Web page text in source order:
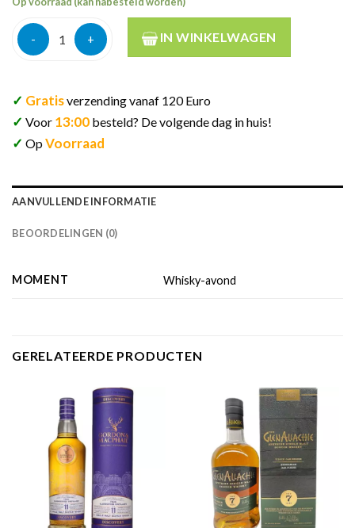
The Lakes Bal Masque 70cl aantalIN WINKELWAGEN
✓ Gratisverzending vanaf 120 Euro
✓ Voor 13:00 besteld? De volgende dag in huis!
✓ OpVoorraad
AANVULLENDE INFORMATIE
BEOORDELINGEN (0)
MOMENT Whisky-avond
GERELATEERDE PRODUCTEN